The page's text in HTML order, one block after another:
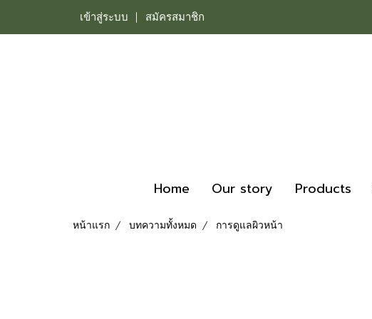
เข้าสู่ระบบ สมัครสมาชิก
Home Our story Products
หน้าแรก บทความทั้งหมด การดูแลผิวหน้า